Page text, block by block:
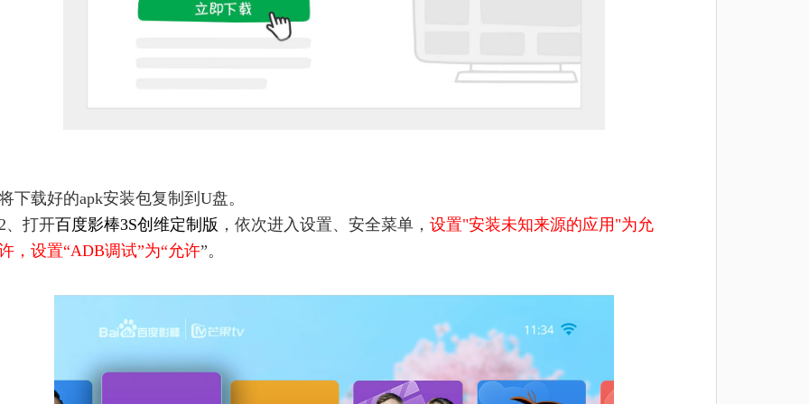
下载好的apk安装包复制到U盘。
、打开百度影棒3S创维定制版 ，依次进入设置、安全菜单， 设置"安装未知来源的应用"为允
，设置“ADB调试”为“允许”。